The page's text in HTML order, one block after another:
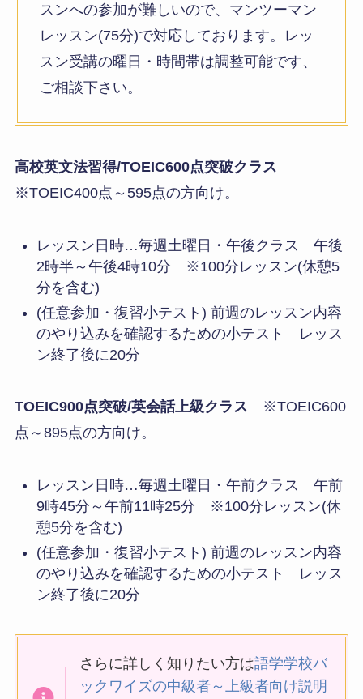
スンへの参加が難しいので、マンツーマン
レッスン(75分)で対応しております。レッ
スン受講の曜日・時間帯は調整可能です、
ご相談下さい。
高校英文法習得/TOEIC600点突破クラス
※TOEIC400点～595点の方向け。
レッスン日時…毎週土曜日・午後クラス 午後
2時半～午後4時10分 ※100分レッスン(休憩5
分を含む)
(任意参加・復習小テスト) 前週のレッスン内容
のやり込みを確認するための小テスト レッス
ン終了後に20分
TOEIC900点突破/英会話上級クラス ※TOEIC600
点～895点の方向け。
レッスン日時…毎週土曜日・午前クラス 午前
9時45分～午前11時25分 ※100分レッスン(休
憩5分を含む)
(任意参加・復習小テスト) 前週のレッスン内容
のやり込みを確認するための小テスト レッス
ン終了後に20分
さらに詳しく知りたい方は語学学校バ
ックワイズの中級者～上級者向け説明